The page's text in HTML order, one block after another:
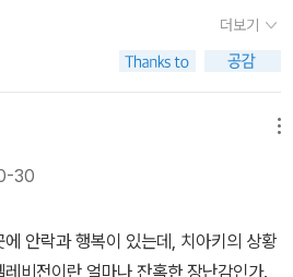
없다. '그래서 이런 생각이 들었어. 범죄
장으로 만들어지고, 분석되고, 해명되
겠지? 그러면 결국 그런 식의 글이 나올
거나, 피해를 입은 것은 신이치의 가족
이란 얼마나 어리석고 비참한가, 하고
르는 거야' '...' ' 그래서, 그런 인수분해
련한 피해자가 되겠지. 하기야 그애가
족이 무너지면서 그애의 인생도 뒤틀
목소리로 말했다.'더 심한 범죄들도 많
사람을 죽이고, 더 많은 돈을 빼앗는
. 그건 어디까지나 범죄일 뿐, 악은 아니
든 피해자의 가족에게 영원히 풀리지
야. 왜? 우리 딸이 왜 죽어야 했을까? 범
을 주는 것일까? 왜, 왜, 왜? 그러나 아
닌 놈들이 잔머리를 굴려보겠지. 경찰
지. 그러나 그들은 몰라. 아무것도 없으
더보기
30
안락과 행복이 있는데, 치아키의 상황
비전이란 얼마나 잔혹한 장난감인가.